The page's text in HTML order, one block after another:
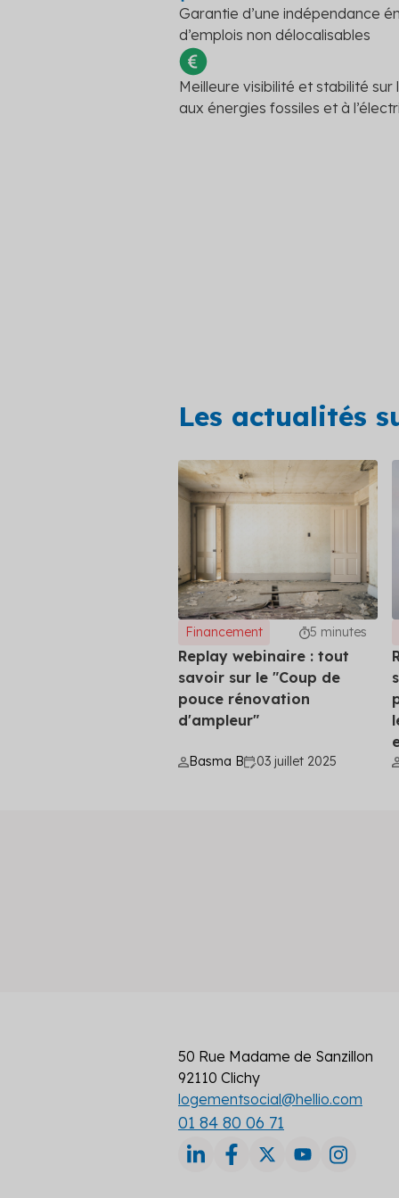
En savoir plus
Garantie d’une indépendance
d’emplois non délocalisables
Meilleure visibilité et stabilité
aux énergies fossiles et à
Les actualités
Financement 5 minutes
Replay webinaire : tout
savoir sur le "Coup de
pouce rénovation
d'ampleur"
Basma B 03 juillet 2025
50 Rue Madame de Sanzillon
92110 Clichy
logementsocial@hellio.com
01 84 80 06 71